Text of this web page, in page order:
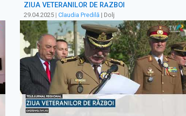
ZIUA VETERANILOR DE RĂZBOI
29.04.2025 | Claudia Predilă | Dolj